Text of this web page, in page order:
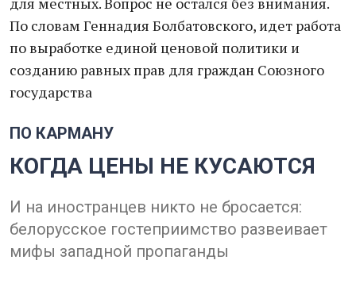
По словам Геннадия Болбатовского, идет работа
по выработке единой ценовой политики и
созданию равных прав для граждан Союзного
государства
ПО КАРМАНУ
КОГДА ЦЕНЫ НЕ КУСАЮТСЯ
И на иностранцев никто не бросается:
белорусское гостеприимство развеивает
мифы западной пропаганды